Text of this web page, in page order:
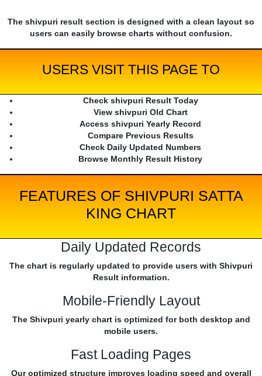
The shivpuri result section is designed with a clean layout so
users can easily browse charts without confusion.
USERS VISIT THIS PAGE TO
Check shivpuri Result Today
View shivpuri Old Chart
Access shivpuri Yearly Record
Compare Previous Results
Check Daily Updated Numbers
Browse Monthly Result History
FEATURES OF SHIVPURI SATTA
KING CHART
Daily Updated Records
The chart is regularly updated to provide users with Shivpuri
Result information.
Mobile-Friendly Layout
The Shivpuri yearly chart is optimized for both desktop and
mobile users.
Fast Loading Pages
Our optimized structure improves loading speed and overall